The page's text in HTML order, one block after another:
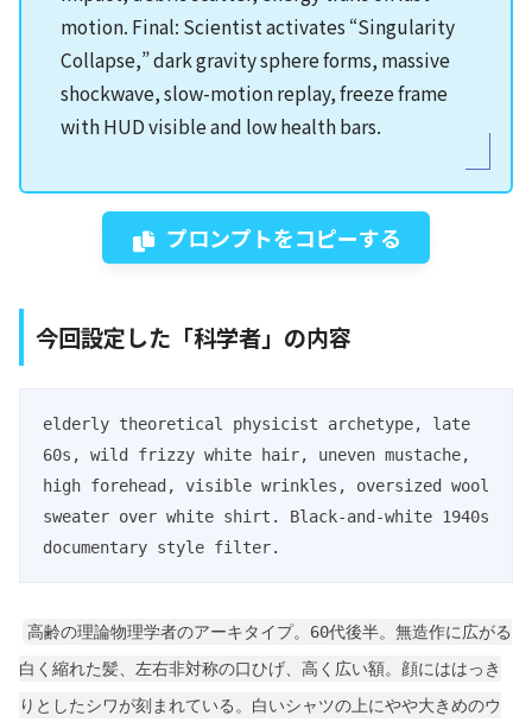
motion. Final: Scientist activates “Singularity
Collapse,” dark gravity sphere forms, massive
shockwave, slow-motion replay, freeze frame
with HUD visible and low health bars.
プロンプトをコピーする
今回設定した「科学者」の内容
elderly theoretical physicist archetype, late
60s, wild frizzy white hair, uneven mustache,
high forehead, visible wrinkles, oversized wool
sweater over white shirt. Black-and-white 1940s
高齢の理論物理学者のアーキタイプ。60代後半。無造作に広がる
白く縮れた髪、左右非対称の口ひげ、高く広い額。顔にははっき
りとしたシワが刻まれている。白いシャツの上にやや大きめのウ